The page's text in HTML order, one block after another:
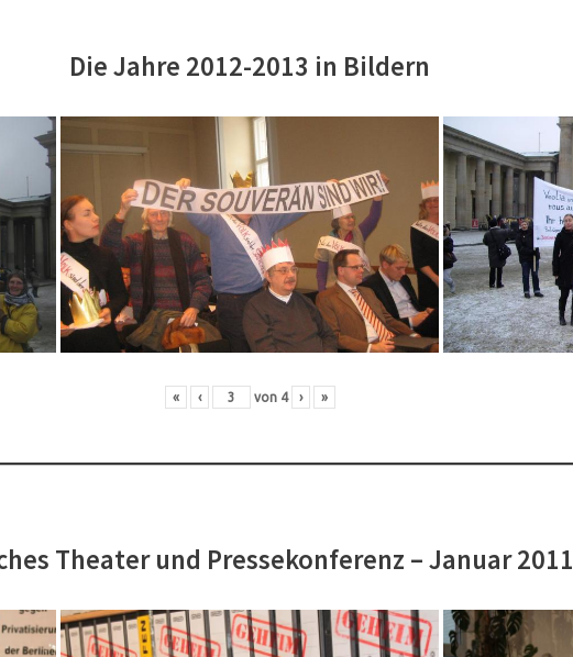
Die Jahre 2012-2013 in Bildern
« ‹ von 4 › »
Theater und Pressekonferenz – Januar 2011